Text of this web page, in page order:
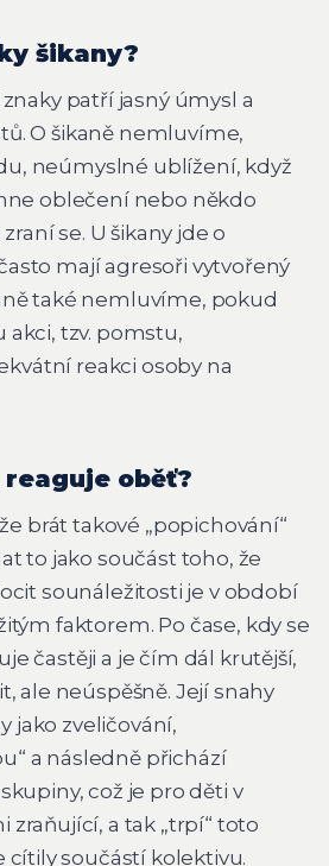
šikany?
patří jasný úmysl a
O šikaně nemluvíme,
neúmyslné ublížení, když
oblečení nebo někdo
se. U šikany jde o
mají agresoři vytvořený
také nemluvíme, pokud
akci, tzv. pomstu,
reakci osoby na
oběť?
brát takové „popichování“
to jako součást toho, že
sounáležitosti je v období
faktorem. Po čase, kdy se
častěji a je čím dál krutější,
ale neúspěšně. Její snahy
jako zveličování,
a následně přichází
což je pro děti v
zraňující, a tak „trpí“ toto
cítily součástí kolektivu.